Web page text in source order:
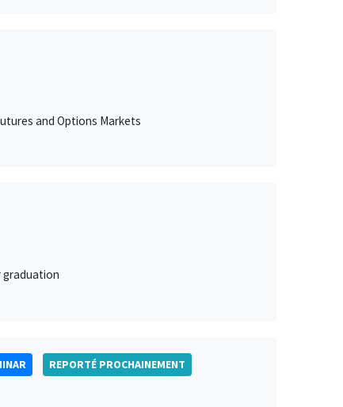
and Options Markets
graduation
REPORTÉ PROCHAINEMENT